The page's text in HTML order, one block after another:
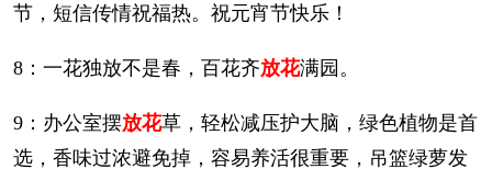
节，短信传情祝福热。祝元宵节快乐！
8：一花独放不是春，百花齐放花满园。
9：办公室摆放花草，轻松减压护大脑，绿色植物是首
选，香味过浓避免掉，容易养活很重要，吊篮绿萝发